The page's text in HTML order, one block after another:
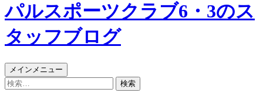
パルスポーツクラブ6・3のス
タッフブログ
検
索
メインメニュー コ
ン
テ
検